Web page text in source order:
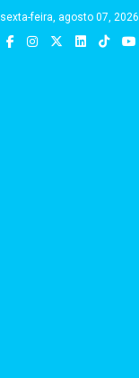
sexta-feira, agosto 07, 2026